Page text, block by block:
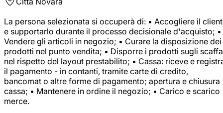
La persona selezionata si occuperà di: • Accogliere il
e supportarlo durante il processo decisionale d'acquisto; •
Vendere gli articoli in negozio; • Curare la disposizione dei
prodotti nel punto vendita; • Disporre i prodotti sugli
nel rispetto del layout prestabilito; • Cassa: riceve e
il pagamento - in contanti, tramite carte di credito,
bancomat o altre forme di pagamento; apertura e chiusura
cassa; • Mantenere in ordine il negozio; • Carico e scarico
merce.